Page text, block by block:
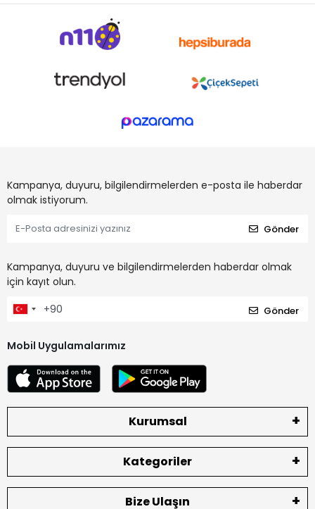
Kampanya, duyuru, bilgilendirmelerden e-posta ile haberdar
olmak istiyorum.
Gönder
Kampanya, duyuru ve bilgilendirmelerden haberdar olmak
için kayıt olun.
Gönder
Mobil Uygulamalarımız
Kurumsal
Kategoriler
Bize Ulaşın